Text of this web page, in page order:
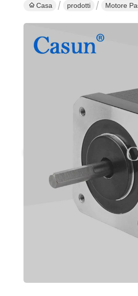
Casa prodotti Motore